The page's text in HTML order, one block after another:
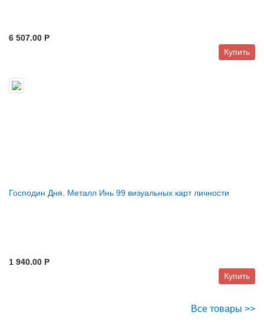
6 507.00 P
Купить
Господин Дня. Металл Инь 99 визуальных карт личности
1 940.00 P
Купить
Все товары >>